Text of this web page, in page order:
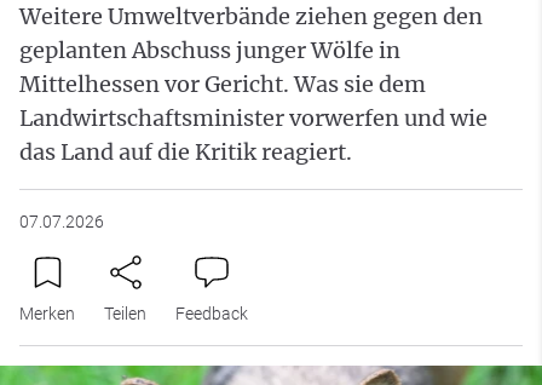
Weitere Umweltverbände ziehen gegen den
geplanten Abschuss junger Wölfe in
Mittelhessen vor Gericht. Was sie dem
Landwirtschaftsminister vorwerfen und wie
das Land auf die Kritik reagiert.
07.07.2026
Merken Teilen Feedback